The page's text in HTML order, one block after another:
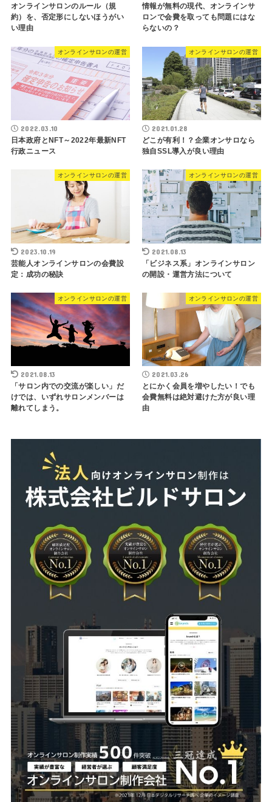
オンラインサロンのルール（規
約）を、否定形にしないほうがい
い理由
情報が無料の現代、オンラインサ
ロンで会費を取っても問題にはな
らないの？
オンラインサロンの運営
2022.03.10
日本政府とNFT～2022年最新NFT
行政ニュース
オンラインサロンの運営
2021.01.28
どこが有利！？企業オンサロなら
独自SSL導入が良い理由
オンラインサロンの運営
2023.10.19
芸能人オンラインサロンの会費設
定：成功の秘訣
オンラインサロンの運営
2021.08.13
「ビジネス系」オンラインサロン
の開設・運営方法について
オンラインサロンの運営
2021.08.13
「サロン内での交流が楽しい」だ
けでは、いずれサロンメンバーは
離れてしまう。
オンラインサロンの運営
2021.03.26
とにかく会員を増やしたい！でも
会費無料は絶対避けた方が良い理
由